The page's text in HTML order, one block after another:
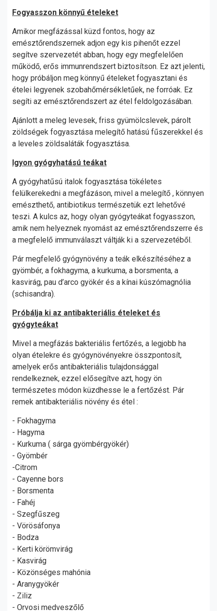
Fogyasszon könnyű ételeket
Amikor megfázással küzd fontos, hogy az
emésztőrendszernek adjon egy kis pihenőt ezzel
segítve szervezetét abban, hogy egy megfelelően
működő, erős immunrendszert biztosítson. Ez azt jelenti,
hogy próbáljon meg könnyű ételeket fogyasztani és
ételei legyenek szobahőmérsékletűek, ne forróak. Ez
segíti az emésztőrendszert az étel feldolgozásában.
Ajánlott a meleg levesek, friss gyümölcslevek, párolt
zöldségek fogyasztása melegítő hatású fűszerekkel és
a leveles zöldsaláták fogyasztása.
Igyon gyógyhatású teákat
A gyógyhatűsú italok fogyasztása tökéletes
felülkerekedni a megfázáson, mivel a melegítő , könnyen
emészthető, antibiotikus természetük ezt lehetővé
teszi. A kulcs az, hogy olyan gyógyteákat fogyasszon,
amik nem helyeznek nyomást az emésztőrendszerre és
a megfelelő immunválaszt váltják ki a szervezetéből.
Pár megfelelő gyógynövény a teák elkészítéséhez a
gyömbér, a fokhagyma, a kurkuma, a borsmenta, a
kasvirág, pau d’arco gyökér és a kínai kúszómagnólia
(schisandra).
Próbálja ki az antibakteriális ételeket és
gyógyteákat
Mivel a megfázás bakteriális fertőzés, a legjobb ha
olyan ételekre és gyógynövényekre összpontosít,
amelyek erős antibakteriális tulajdonsággal
rendelkeznek, ezzel elősegítve azt, hogy ön
természetes módon küzdhesse le a fertőzést. Pár
remek antibakteriális növény és étel :
- Fokhagyma
- Hagyma
- Kurkuma ( sárga gyömbérgyökér)
- Gyömbér
-Citrom
- Cayenne bors
- Borsmenta
- Fahéj
- Szegfűszeg
- Vörösáfonya
- Bodza
- Kerti körömvirág
- Kasvirág
- Közönséges mahónia
- Aranygyökér
- Ziliz
- Orvosi medveszőlő